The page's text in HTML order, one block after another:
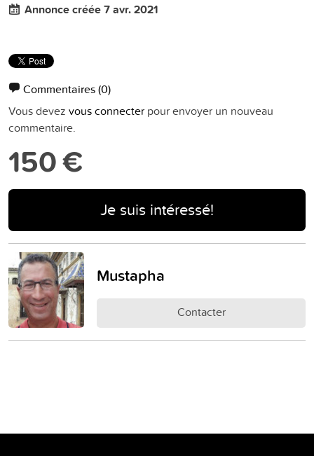
Annonce créée 7 avr. 2021
Commentaires(0)
Vous devez vous connecter pour envoyer un nouveau
commentaire.
150 €
Je suis intéressé!
Mustapha
Contacter